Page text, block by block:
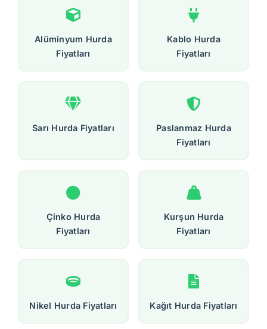
Alüminyum Hurda
Fiyatları
Kablo Hurda
Fiyatları
Sarı Hurda Fiyatları
Paslanmaz Hurda
Fiyatları
Çinko Hurda
Fiyatları
Kurşun Hurda
Fiyatları
Nikel Hurda Fiyatları Kağıt Hurda Fiyatları